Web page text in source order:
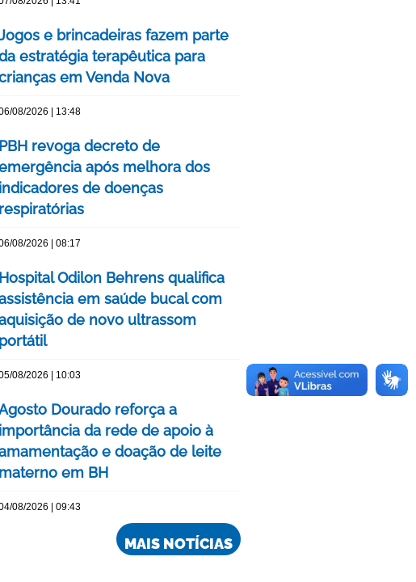
e brincadeiras fazem parte
estratégia terapêutica para
em Venda Nova
08/2026 | 13:48
PBH revoga decreto de
após melhora dos
indicadores de doenças
respiratórias
08/2026 | 08:17
Hospital Odilon Behrens qualifica
em saúde bucal com
de novo ultrassom
portátil
08/2026 | 10:03
Dourado reforça a
importância da rede de apoio à
e doação de leite
materno em BH
08/2026 | 09:43
MAIS NOTÍCIAS